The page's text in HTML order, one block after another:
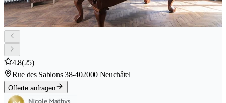
4.8(25)
Rue des Sablons 38-402000 Neuchâtel
Offerte anfragen